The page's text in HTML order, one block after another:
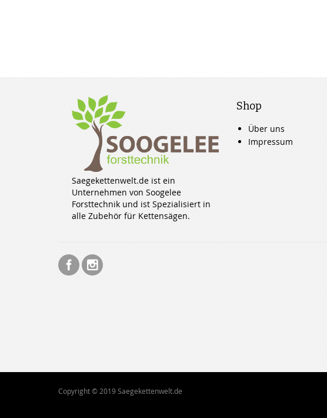
Saegekettenwelt.de ist ein
Unternehmen von Soogelee
Forsttechnik und ist Spezialisiert in
alle Zubehör für Kettensägen.
Shop
Über uns
Impressum
Copyright © 2019 Saegekettenwelt.de